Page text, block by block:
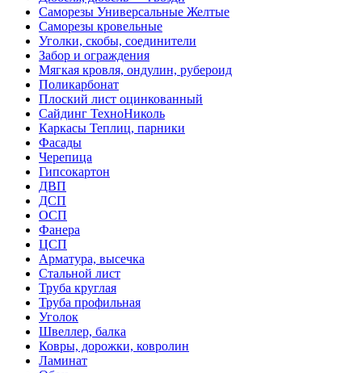
Саморезы Универсальные Желтые
Саморезы кровельные
Уголки, скобы, соединители
Забор и ограждения
Мягкая кровля, ондулин, рубероид
Поликарбонат
Плоский лист оцинкованный
Сайдинг ТехноНиколь
Каркасы Теплиц, парники
Фасады
Черепица
Гипсокартон
ДВП
ДСП
ОСП
Фанера
ЦСП
Арматура, высечка
Стальной лист
Труба круглая
Труба профильная
Уголок
Швеллер, балка
Ковры, дорожки, ковролин
Ламинат